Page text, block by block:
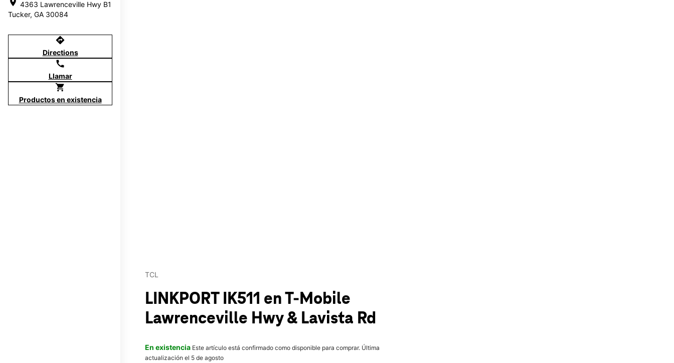
location_on 4363 Lawrenceville Hwy B1
Tucker, GA 30084
directions
Directions
call
Llamar
shopping_cart
Productos en existencia
TCL
LINKPORT IK511 en T-Mobile
Lawrenceville Hwy & Lavista Rd
En existencia Este artículo está confirmado como disponible para comprar. Última
actualización el 5 de agosto